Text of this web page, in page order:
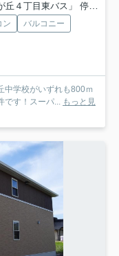
丁目東バス」 停歩3分
ン
バルコニー
中学校がいずれも800ｍ
です！スーパ... もっと見